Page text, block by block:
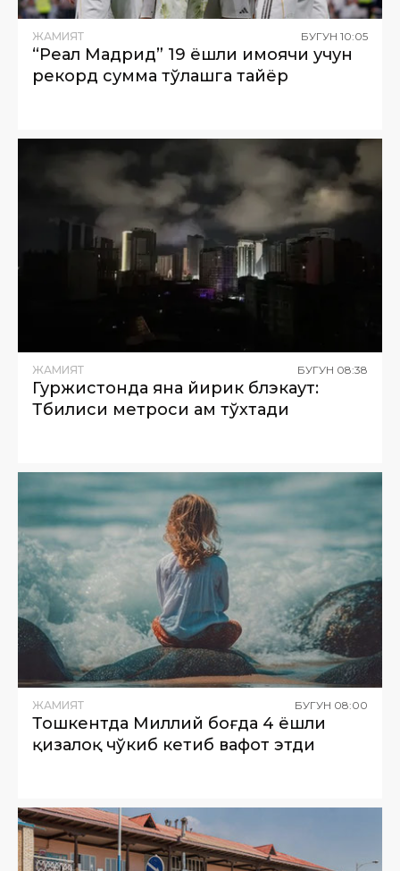
ЖАМИЯТ БУГУН 10:05
“Реал Мадрид” 19 ёшли ҳимоячи учун
рекорд сумма тўлашга тайёр
ЖАМИЯТ БУГУН 08:38
Гуржистонда яна йирик блэкаут:
Тбилиси метроси ҳам тўхтади
ЖАМИЯТ БУГУН 08:00
Тошкентда Миллий боғда 4 ёшли
қизалоқ чўкиб кетиб вафот этди